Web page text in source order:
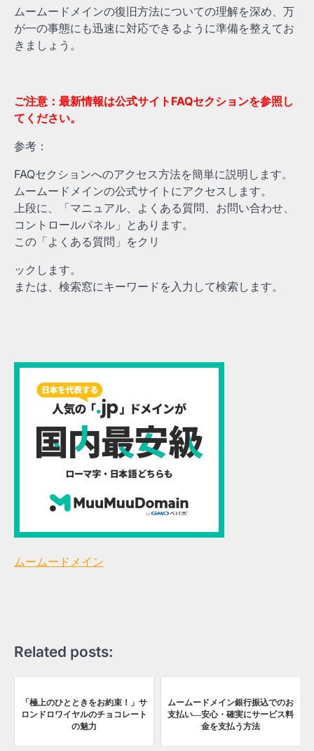
ムームードメインの復旧方法についての理解を深め、万
が一の事態にも迅速に対応できるように準備を整えてお
きましょう。
ご注意：最新情報は公式サイトFAQセクションを参照し
てください。
参考：
FAQセクションへのアクセス方法を簡単に説明します。
ムームードメインの公式サイトにアクセスします。
上段に、「マニュアル、よくある質問、お問い合わせ、
コントロールパネル」とあります。
この「よくある質問」をクリ
ックします。
または、検索窓にキーワードを入力して検索します。
ムームードメイン
Related posts:
「極上のひとときをお約束！」サ
ロンドロワイヤルのチョコレート
の魅力
ムームードメイン銀行振込でのお
支払い―安心・確実にサービス料
金を支払う方法